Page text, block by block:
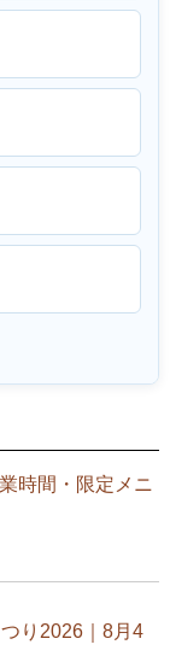
時間・限定メニ
り2026｜8月4